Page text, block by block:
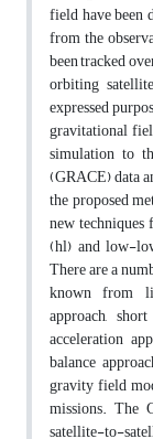
field have been
from the
been tracked
orbiting
expressed
gravitational
simulation to
(GRACE) data
the proposed
new
(hl) and low-
There are a
known from
approach,
acceleration
balance
gravity field
missions. The
satellite-to-